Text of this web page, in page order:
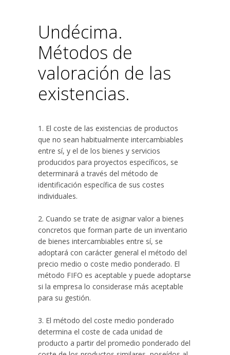
Undécima.
Métodos de
valoración de las
existencias.
1. El coste de las existencias de productos
que no sean habitualmente intercambiables
entre sí, y el de los bienes y servicios
producidos para proyectos específicos, se
determinará a través del método de
identificación específica de sus costes
individuales.
2. Cuando se trate de asignar valor a bienes
concretos que forman parte de un inventario
de bienes intercambiables entre sí, se
adoptará con carácter general el método del
precio medio o coste medio ponderado. El
método FIFO es aceptable y puede adoptarse
si la empresa lo considerase más aceptable
para su gestión.
3. El método del coste medio ponderado
determina el coste de cada unidad de
producto a partir del promedio ponderado del